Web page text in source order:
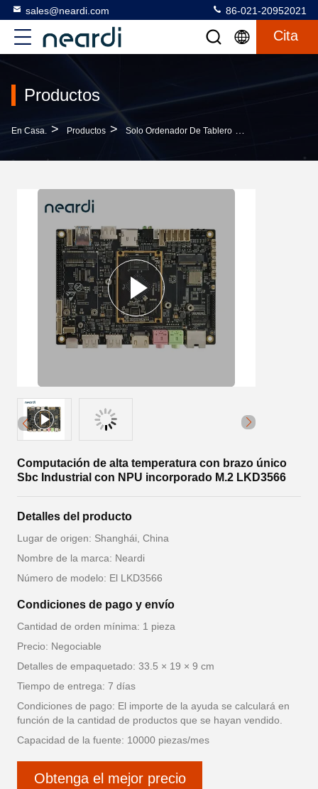
sales@neardi.com 86-021-20952021
Cita
Productos
En Casa. > Productos > Solo Ordenador De Tablero >
Computación de alta temperatura con brazo único
Sbc Industrial con NPU incorporado M.2 LKD3566
Detalles del producto
Lugar de origen: Shanghái, China
Nombre de la marca: Neardi
Número de modelo: El LKD3566
Condiciones de pago y envío
Cantidad de orden mínima: 1 pieza
Precio: Negociable
Detalles de empaquetado: 33.5 × 19 × 9 cm
Tiempo de entrega: 7 días
Condiciones de pago: El importe de la ayuda se calculará en
función de la cantidad de productos que se hayan vendido.
Capacidad de la fuente: 10000 piezas/mes
Obtenga el mejor precio